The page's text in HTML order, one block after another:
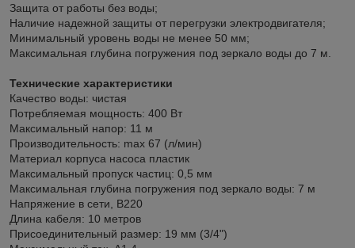
Защита от работы без воды;
Наличие надежной защиты от перегрузки электродвигателя;
Минимальный уровень воды не менее 50 мм;
Максимальная глубина погружения под зеркало воды до 7 м.
Технические характеристики
Качество воды: чистая
Потребляемая мощность: 400 Вт
Максимальный напор: 11 м
Производительность: max 67 (л/мин)
Материал корпуса насоса пластик
Максимальный пропуск частиц: 0,5 мм
Максимальная глубина погружения под зеркало воды: 7 м
Напряжение в сети, В220
Длина кабеля: 10 метров
Присоединительный размер: 19 мм (3/4")